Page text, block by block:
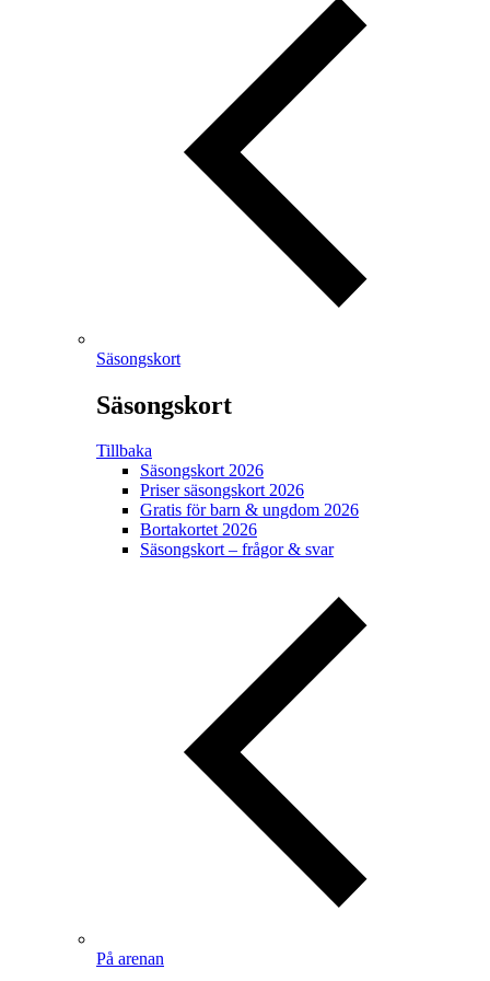
Säsongskort
Säsongskort
Tillbaka
Säsongskort 2026
Priser säsongskort 2026
Gratis för barn & ungdom 2026
Bortakortet 2026
Säsongskort – frågor & svar
På arenan